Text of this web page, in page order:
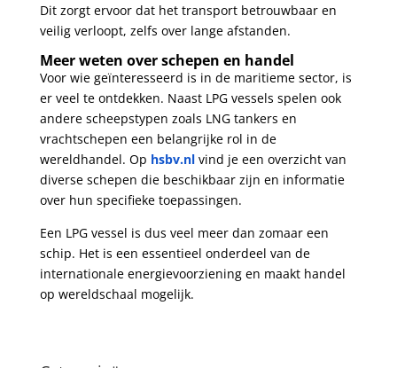
Dit zorgt ervoor dat het transport betrouwbaar en
veilig verloopt, zelfs over lange afstanden.
Meer weten over schepen en handel
Voor wie geïnteresseerd is in de maritieme sector, is
er veel te ontdekken. Naast LPG vessels spelen ook
andere scheepstypen zoals LNG tankers en
vrachtschepen een belangrijke rol in de
wereldhandel. Op hsbv.nlvind je een overzicht van
diverse schepen die beschikbaar zijn en informatie
over hun specifieke toepassingen.
Een LPG vessel is dus veel meer dan zomaar een
schip. Het is een essentieel onderdeel van de
internationale energievoorziening en maakt handel
op wereldschaal mogelijk.